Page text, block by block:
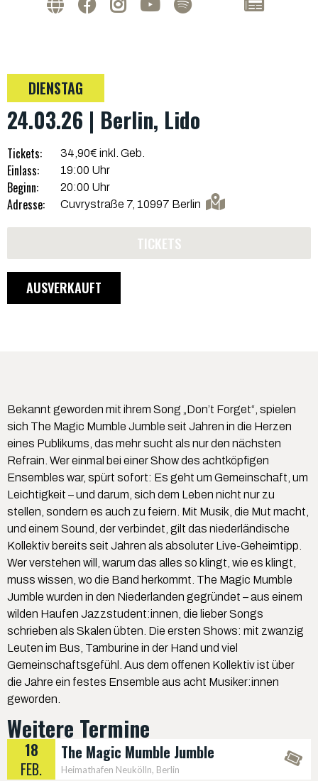
DIENSTAG
24.03.26 | Berlin, Lido
Tickets: 34,90€ inkl. Geb.
Einlass: 19:00 Uhr
Beginn: 20:00 Uhr
Adresse: Cuvrystraße 7, 10997 Berlin
TICKETS
AUSVERKAUFT
Bekannt geworden mit ihrem Song „Don’t Forget“, spielen
sich The Magic Mumble Jumble seit Jahren in die Herzen
eines Publikums, das mehr sucht als nur den nächsten
Refrain. Wer einmal bei einer Show des achtköpfigen
Ensembles war, spürt sofort: Es geht um Gemeinschaft, um
Leichtigkeit – und darum, sich dem Leben nicht nur zu
stellen, sondern es auch zu feiern. Mit Musik, die Mut macht,
und einem Sound, der verbindet, gilt das niederländische
Kollektiv bereits seit Jahren als absoluter Live-Geheimtipp.
Wer verstehen will, warum das alles so klingt, wie es klingt,
muss wissen, wo die Band herkommt. The Magic Mumble
Jumble wurden in den Niederlanden gegründet – aus einem
wilden Haufen Jazzstudent:innen, die lieber Songs
schrieben als Skalen übten. Die ersten Shows: mit zwanzig
Leuten im Bus, Tamburine in der Hand und viel
Gemeinschaftsgefühl. Aus dem offenen Kollektiv ist über
die Jahre ein festes Ensemble aus acht Musiker:innen
geworden.
Weitere Termine
18
FEB.
The Magic Mumble Jumble
Heimathafen Neukölln, Berlin